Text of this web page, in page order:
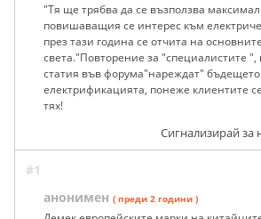
"Тя ще трябва да се възползва
повишаващия се интерес към
през тази година се отчита на
света."Повторение за "специалистите ",
статия във форума"нареждат"
електрификацията, понеже клиентите
тях!
Сигнализирай за
#1
анонимен ( преди 2 години )